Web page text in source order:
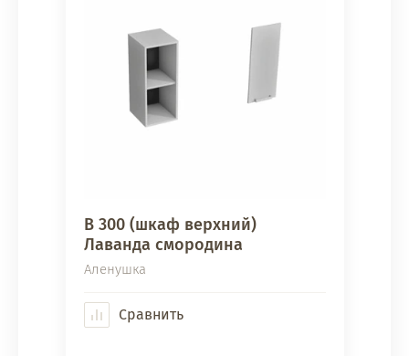
В 300 (шкаф верхний)
Лаванда смородина
Аленушка
Сравнить